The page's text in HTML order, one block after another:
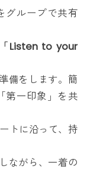
グループで共有
Listen to your
備をします。簡
第一印象」を共
トに沿って、持
ながら、一着の